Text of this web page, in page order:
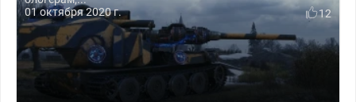
01 октября 2020 г.
12